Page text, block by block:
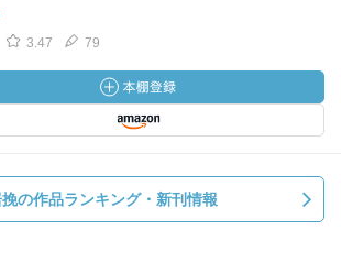
3.47 79
挽の作品ランキング・新刊情報